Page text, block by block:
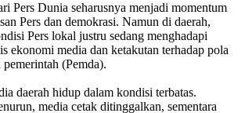
Pers Dunia seharusnya menjadi momentum
Pers dan demokrasi. Namun di daerah,
Pers lokal justru sedang menghadapi
ekonomi media dan ketakutan terhadap pola
(Pemda).
daerah hidup dalam kondisi terbatas.
media cetak ditinggalkan, sementara